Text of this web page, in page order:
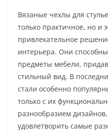
Вязаные чехлы для
только практичное, но и
привлекательное
интерьера. Они
предметы мебели,
стильный вид. В
стали особенно
только с их
разнообразием
удовлетворить самые